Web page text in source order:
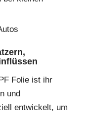
Folie ist ihr
und
entwickelt, um